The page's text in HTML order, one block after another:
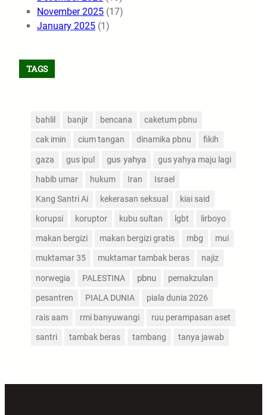
November 2025 (17)
January 2025 (1)
TAGS
bahlil banjir bencana caketum pbnu
cak imin cium tangan dinamika pbnu fikih
gaza gus ipul gus yahya gus yahya maju lagi
habib umar hukum Iran Israel
Kang Santri Ai kekerasan seksual kiai said
korupsi koruptor kubu sultan lgbt lirboyo
makan bergizi makan bergizi gratis mbg mui
muktamar 35 muktamar tambak beras najiz
norwegia PALESTINA pbnu pemakzulan
pesantren PIALA DUNIA piala dunia 2026
rais aam rmi banyuwangi ruu perampasan aset
santri tambak beras tambang tanya jawab